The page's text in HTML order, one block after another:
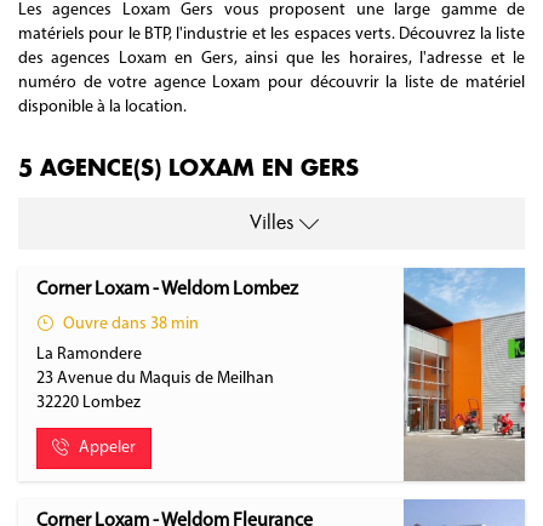
Les agences Loxam Gers vous proposent une large gamme de
matériels pour le BTP, l'industrie et les espaces verts. Découvrez la liste
des agences Loxam en Gers, ainsi que les horaires, l'adresse et le
numéro de votre agence Loxam pour découvrir la liste de matériel
disponible à la location.
5 AGENCE(S) LOXAM EN GERS
Villes
Corner Loxam - Weldom Lombez
Ouvre dans 38 min
La Ramondere
23 Avenue du Maquis de Meilhan
32220 Lombez
Appeler
Corner Loxam - Weldom Fleurance